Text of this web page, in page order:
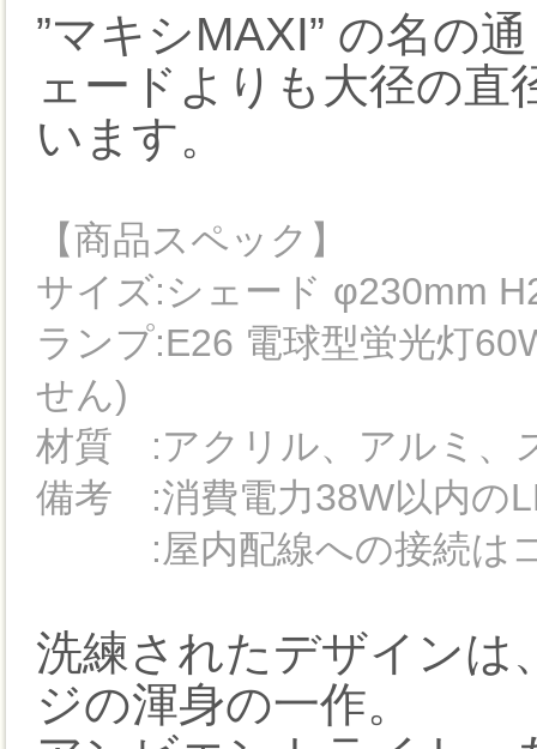
”マキシMAXI” の名の
ェードよりも大径の直
います。
【商品スペック】
サイズ:シェード φ230mm
ランプ:E26 電球型蛍光灯
せん)
材質 :アクリル、アルミ、
備考 :消費電力38W以内の
:屋内配線への接続はコ
洗練されたデザインは
ジの渾身の一作。